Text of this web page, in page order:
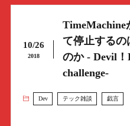
10/26
2018
TimeMachine
て停止するの
のか - Devil
challenge-
Dev テック雑談 戯言